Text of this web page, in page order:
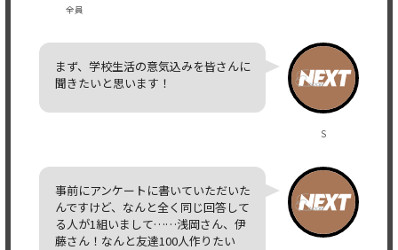
全員
S
まず、学校生活の意気込みを皆さんに
聞きたいと思います！
事前にアンケートに書いていただいた
んですけど、なんと全く同じ回答して
る人が1組いまして……浅岡さん、伊
藤さん！なんと友達100人作りたい